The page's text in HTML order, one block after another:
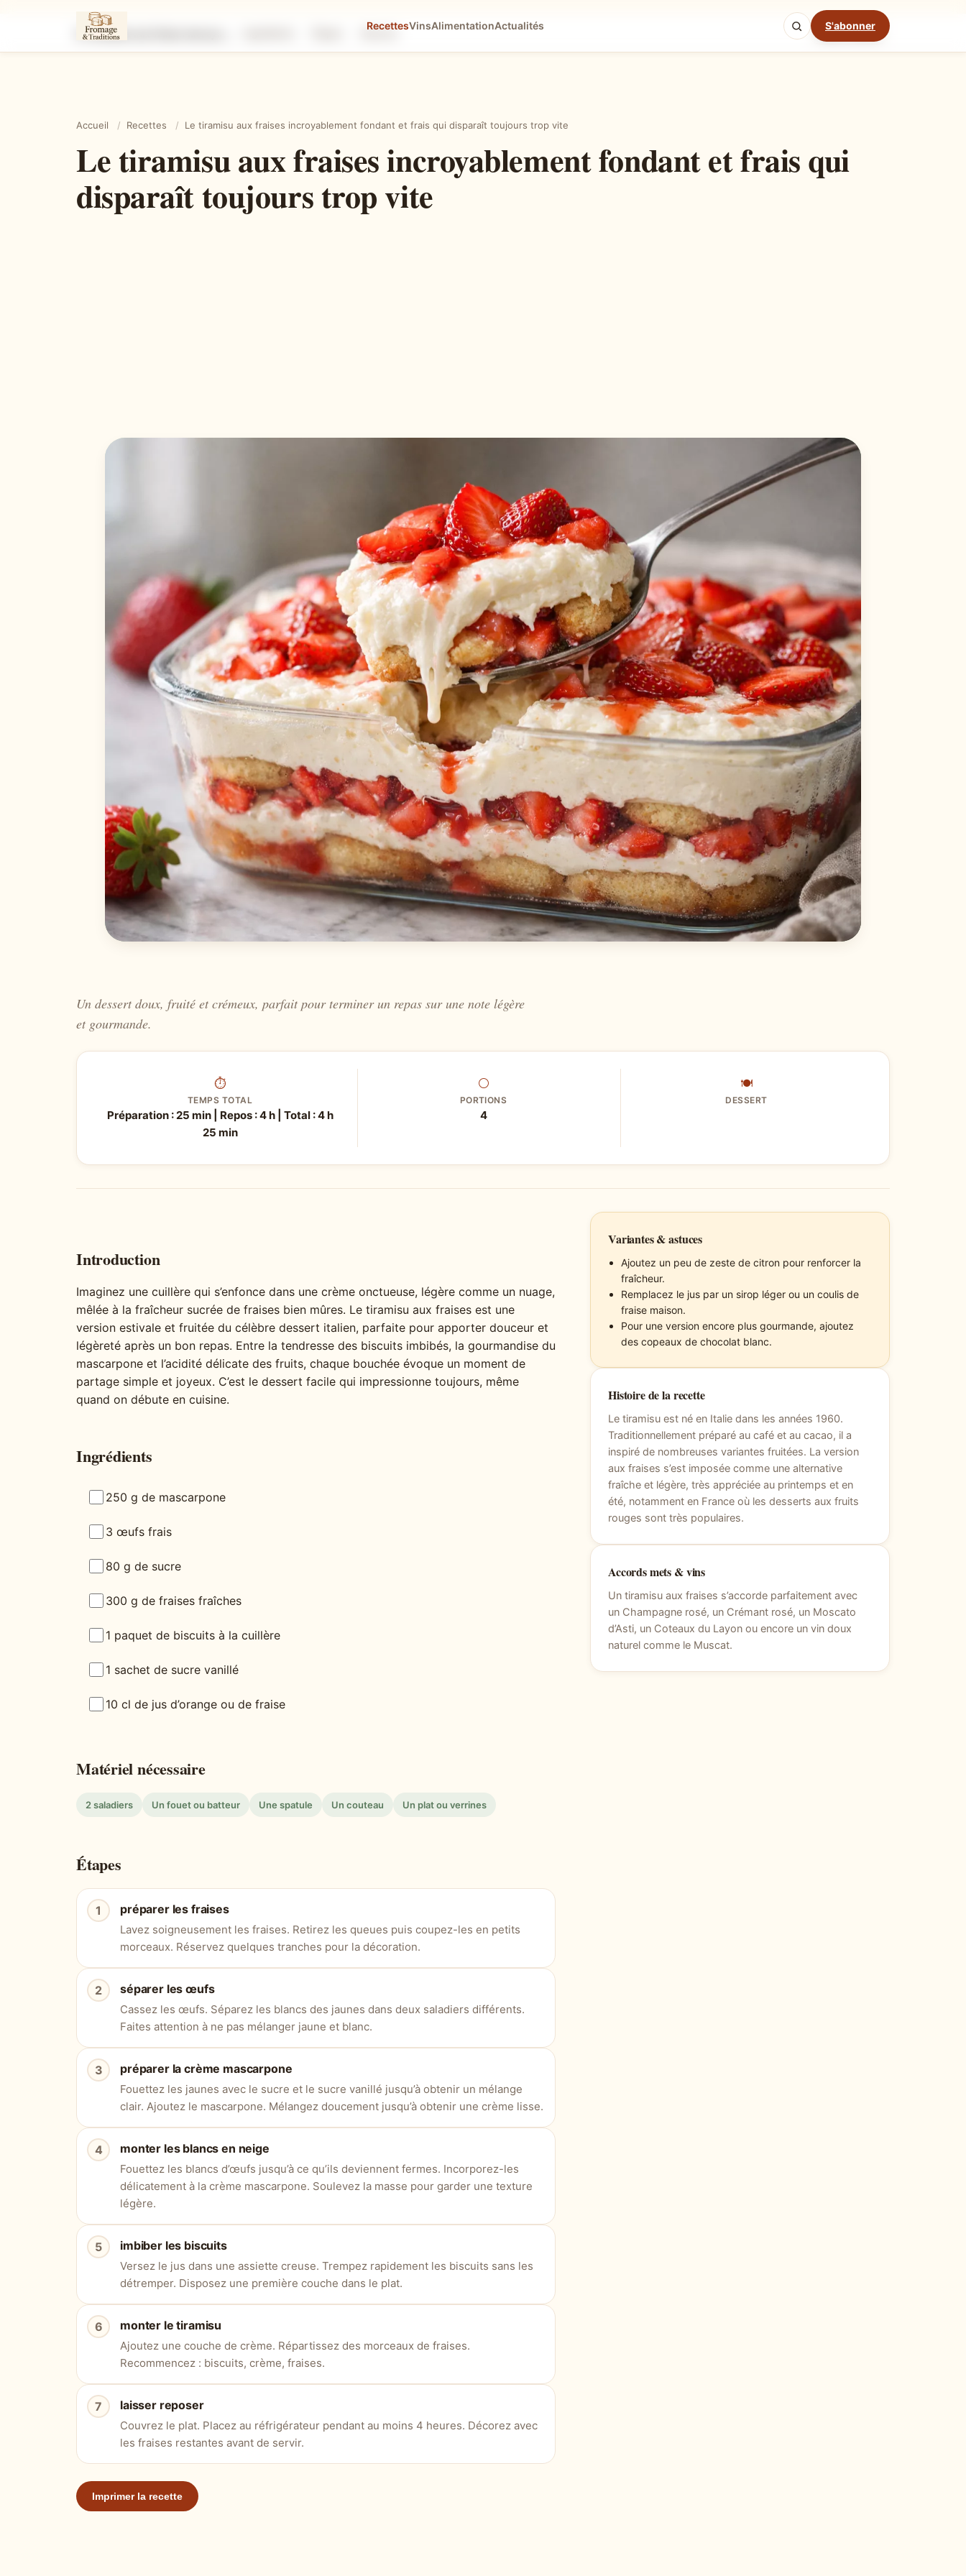
RecettesVinsAlimentationActualités S'abonner
Astuces Mode cuisine
Accueil / Recettes / Le tiramisu aux fraises incroyablement fondant et frais qui disparaît toujours trop vite
Le tiramisu aux fraises incroyablement fondant et frais qui
disparaît toujours trop vite
Un dessert doux, fruité et crémeux, parfait pour terminer un repas sur une note légère
et gourmande.
⏱
TEMPS TOTAL
Préparation : 25 min | Repos : 4 h | Total : 4 h
25 min
⚪
PORTIONS
4
🍽
DESSERT
Introduction
Imaginez une cuillère qui s’enfonce dans une crème onctueuse, légère comme un nuage,
mêlée à la fraîcheur sucrée de fraises bien mûres. Le tiramisu aux fraises est une
version estivale et fruitée du célèbre dessert italien, parfaite pour apporter douceur et
légèreté après un bon repas. Entre la tendresse des biscuits imbibés, la gourmandise du
mascarpone et l’acidité délicate des fruits, chaque bouchée évoque un moment de
partage simple et joyeux. C’est le dessert facile qui impressionne toujours, même
quand on débute en cuisine.
Ingrédients
250 g de mascarpone
3 œufs frais
80 g de sucre
300 g de fraises fraîches
1 paquet de biscuits à la cuillère
1 sachet de sucre vanillé
10 cl de jus d’orange ou de fraise
Matériel nécessaire
2 saladiers Un fouet ou batteur Une spatule Un couteau Un plat ou verrines
Étapes
préparer les fraises
Lavez soigneusement les fraises. Retirez les queues puis coupez-les en petits
morceaux. Réservez quelques tranches pour la décoration.
séparer les œufs
Cassez les œufs. Séparez les blancs des jaunes dans deux saladiers différents.
Faites attention à ne pas mélanger jaune et blanc.
préparer la crème mascarpone
Fouettez les jaunes avec le sucre et le sucre vanillé jusqu’à obtenir un mélange
clair. Ajoutez le mascarpone. Mélangez doucement jusqu’à obtenir une crème lisse.
monter les blancs en neige
Fouettez les blancs d’œufs jusqu’à ce qu’ils deviennent fermes. Incorporez-les
délicatement à la crème mascarpone. Soulevez la masse pour garder une texture
légère.
imbiber les biscuits
Versez le jus dans une assiette creuse. Trempez rapidement les biscuits sans les
détremper. Disposez une première couche dans le plat.
monter le tiramisu
Ajoutez une couche de crème. Répartissez des morceaux de fraises.
Recommencez : biscuits, crème, fraises.
laisser reposer
Couvrez le plat. Placez au réfrigérateur pendant au moins 4 heures. Décorez avec
les fraises restantes avant de servir.
Imprimer la recette
Variantes & astuces
Ajoutez un peu de zeste de citron pour renforcer la
fraîcheur.
Remplacez le jus par un sirop léger ou un coulis de
fraise maison.
Pour une version encore plus gourmande, ajoutez
des copeaux de chocolat blanc.
Histoire de la recette
Le tiramisu est né en Italie dans les années 1960.
Traditionnellement préparé au café et au cacao, il a
inspiré de nombreuses variantes fruitées. La version
aux fraises s’est imposée comme une alternative
fraîche et légère, très appréciée au printemps et en
été, notamment en France où les desserts aux fruits
rouges sont très populaires.
Accords mets & vins
Un tiramisu aux fraises s’accorde parfaitement avec
un Champagne rosé, un Crémant rosé, un Moscato
d’Asti, un Coteaux du Layon ou encore un vin doux
naturel comme le Muscat.